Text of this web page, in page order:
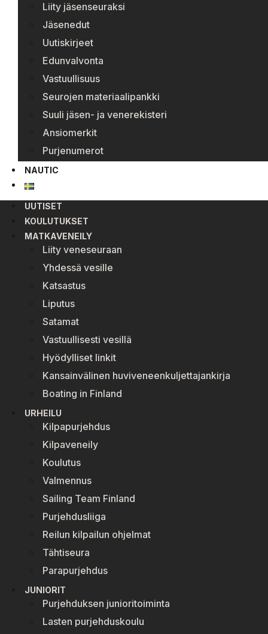
Liity jäsenseuraksi
Jäsenedut
Uutiskirjeet
Edunvalvonta
Vastuullisuus
Seurojen materiaalipankki
Suuli jäsen- ja venerekisteri
Ansiomerkit
Purjenumerot
NAUTIC
UUTISET
KOULUTUKSET
MATKAVENEILY
Liity veneseuraan
Yhdessä vesille
Katsastus
Liputus
Satamat
Vastuullisesti vesillä
Hyödylliset linkit
Kansainvälinen huviveneenkuljettajankirja
Boating in Finland
URHEILU
Kilpapurjehdus
Kilpaveneily
Koulutus
Valmennus
Sailing Team Finland
Purjehdusliiga
Reilun kilpailun ohjelmat
Tähtiseura
Parapurjehdus
JUNIORIT
Purjehduksen junioritoiminta
Lasten purjehduskoulu